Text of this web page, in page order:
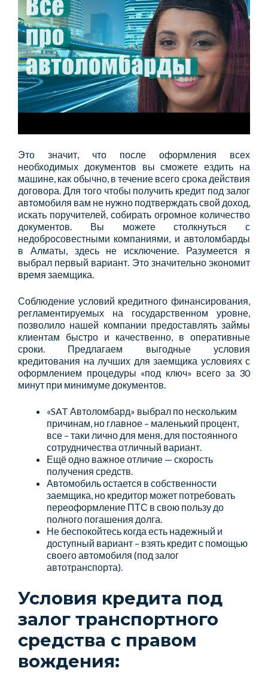
Это значит, что после оформления всех
необходимых документов вы сможете ездить на
машине, как обычно, в течение всего срока действия
договора. Для того чтобы получить кредит под залог
автомобиля вам не нужно подтверждать свой доход,
искать поручителей, собирать огромное количество
документов. Вы можете столкнуться с
недобросовестными компаниями, и автоломбарды
в Алматы, здесь не исключение. Разумеется я
выбрал первый вариант. Это значительно экономит
время заемщика.
Соблюдение условий кредитного финансирования,
регламентируемых на государственном уровне,
позволило нашей компании предоставлять займы
клиентам быстро и качественно, в оперативные
сроки. Предлагаем выгодные условия
кредитования на лучших для заемщика условиях с
оформлением процедуры «под ключ» всего за 30
минут при минимуме документов.
«SAT Автоломбард» выбрал по нескольким
причинам, но главное – маленький процент,
все – таки лично для меня, для постоянного
сотрудничества отличный вариант.
Ещё одно важное отличие — скорость
получения средств.
Автомобиль остается в собственности
заемщика, но кредитор может потребовать
переоформление ПТС в свою пользу до
полного погашения долга.
Не беспокойтесь когда есть надежный и
доступный вариант – взять кредит с помощью
своего автомобиля (под залог
автотранспорта).
Условия кредита под
залог транспортного
средства с правом
вождения: